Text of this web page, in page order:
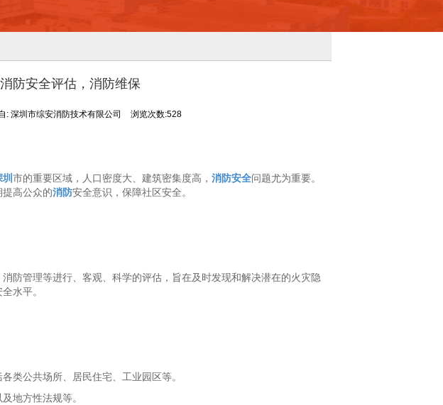
防安全评估，消防维保
: 深圳市综安消防技术有限公司 浏览次数:528
市的重要区域，人口密度大、建筑密集度高， 消防安全问题尤为重要。
高公众的消防安全意识，保障社区安全。
消防管理等进行、客观、科学的评估，旨在及时发现和解决潜在的火灾隐
水平。
类公共场所、居民住宅、工业园区等。
地方性法规等。